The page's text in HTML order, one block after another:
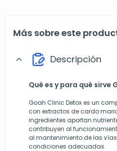
Más sobre este
expand_more Descripción
Qué es y para qué sirve
Goah Clinic Detox es un
con extractos de cardo
ingredientes aportan
contribuyen al
al mantenimiento de las
condiciones adecuadas.